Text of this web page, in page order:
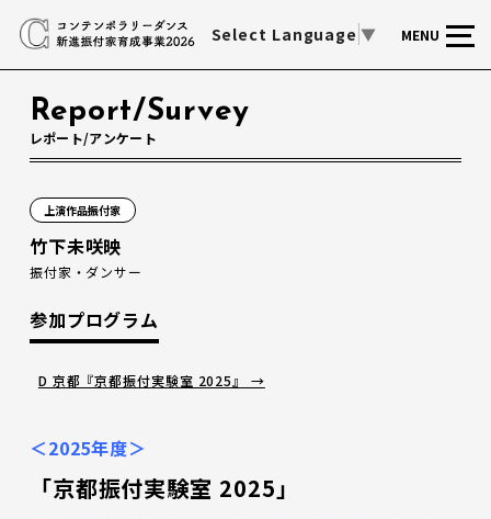
Select Language ▼ MENU
Report/Survey
レポート/アンケート
上演作品振付家
竹下未咲映
振付家・ダンサー
参加プログラム
D 京都『京都振付実験室 2025』 →
＜2025年度＞
「京都振付実験室 2025」